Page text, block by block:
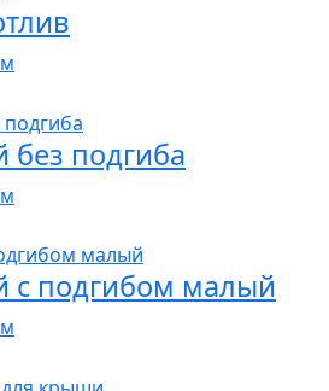
без подгиба
с подгибом малый